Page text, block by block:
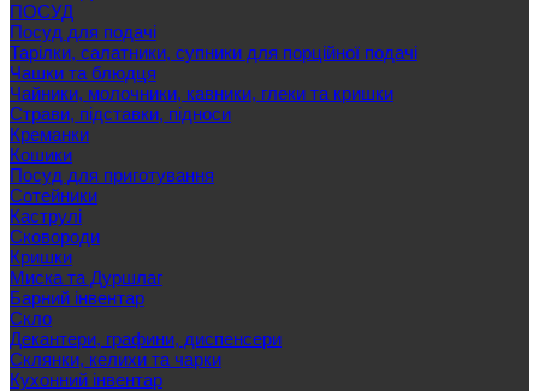
ПОСУД
Посуд для подачі
Тарілки, салатники, супники для порційної подачі
Чашки та блюдця
Чайники, молочники, кавники, глеки та кришки
Страви, підставки, підноси
Креманки
Кошики
Посуд для приготування
Сотейники
Каструлі
Сковороди
Кришки
Миска та Дуршлаг
Барний інвентар
Скло
Декантери, графини, диспенсери
Склянки, келихи та чарки
Кухонний інвентар